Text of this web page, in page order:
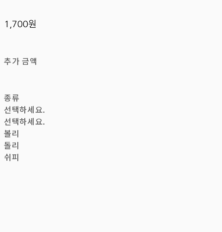
1,700원
추가 금액
종류
선택하세요.
선택하세요.
볼리
돌리
쉬피